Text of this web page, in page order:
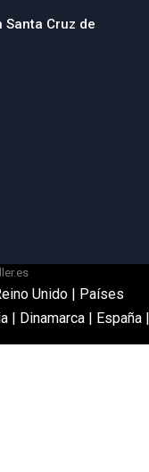
Santa Cruz de
Unido| Países
| Dinamarca | España